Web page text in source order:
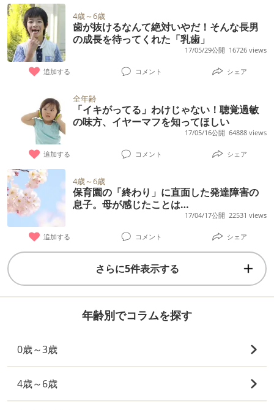
4歳～6歳
歯が抜けるなんて絶対いやだ！そんな長男
の成長を待ってくれた「乳歯」
17/05/29公開 16726 views
追加する コメント シェア
全年齢
「イキがってる」わけじゃない！聴覚過敏
の味方、イヤーマフを知ってほしい
17/05/16公開 64888 views
追加する コメント シェア
4歳～6歳
保育園の「終わり」に直面した発達障害の
息子。母が感じたことは…
17/04/17公開 22531 views
追加する コメント シェア
さらに5件表示する
年齢別でコラムを探す
0歳～3歳
4歳～6歳